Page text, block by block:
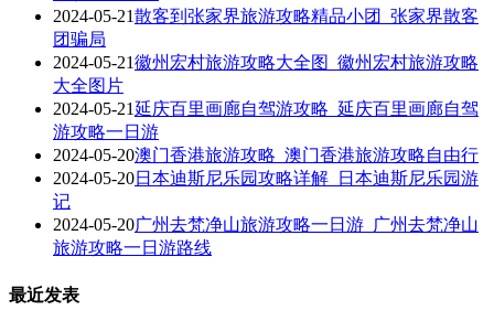
2024-05-21散客到张家界旅游攻略精品小团_张家界散客
团骗局
2024-05-21徽州宏村旅游攻略大全图_徽州宏村旅游攻略
大全图片
2024-05-21延庆百里画廊自驾游攻略_延庆百里画廊自驾
游攻略一日游
2024-05-20澳门香港旅游攻略_澳门香港旅游攻略自由行
2024-05-20日本迪斯尼乐园攻略详解_日本迪斯尼乐园游
记
2024-05-20广州去梵净山旅游攻略一日游_广州去梵净山
旅游攻略一日游路线
最近发表